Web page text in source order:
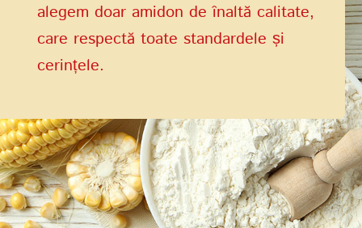
alegem doar amidon de înaltă calitate,
care respectă toate standardele și
cerințele.